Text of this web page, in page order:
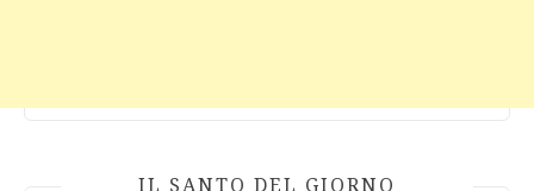
IL SANTO DEL GIORNO